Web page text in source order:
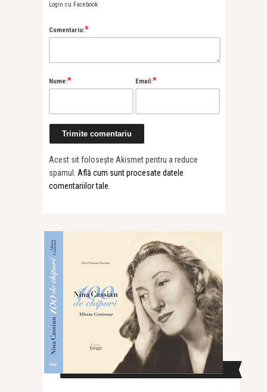
Login cu Facebook
Comentariu:*
Nume:* Email:*
Acest sit folosește Akismet pentru a reduce
spamul. Află cum sunt procesate datele
comentariilor tale.
CAUTĂ ÎN SITE